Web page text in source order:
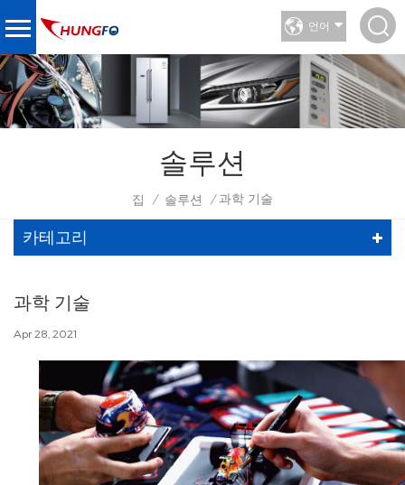
언어
솔루션
집 / 솔루션 / 과학 기술
카테고리
과학 기술
Apr 28, 2021